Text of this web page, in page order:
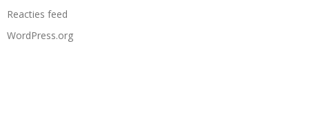
Reacties feed
WordPress.org